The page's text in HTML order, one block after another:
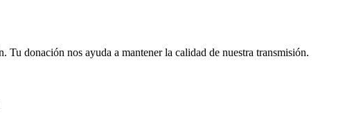
donación nos ayuda a mantener la calidad de nuestra transmisión.